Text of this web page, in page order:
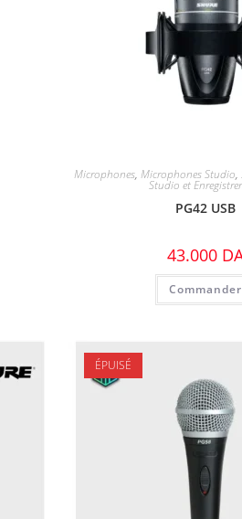
Microphones,Microphones Studio,
Studio et
PG42 USB
43.000
Commander
ÉPUISÉ